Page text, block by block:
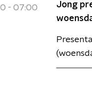
- 07:00
Jong